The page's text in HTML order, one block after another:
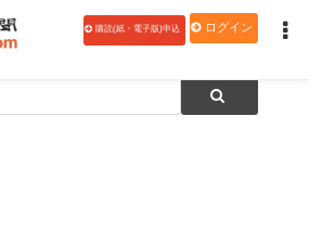
購読(紙・電子版)申込 ログイン